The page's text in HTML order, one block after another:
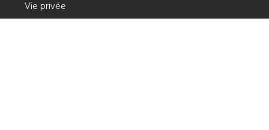
natation@apeee-bxl1-services.be
Vie privée